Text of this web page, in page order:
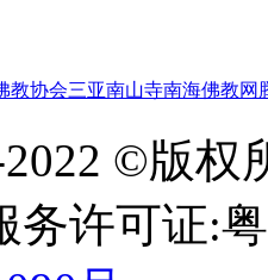
教协会三亚南山寺南海佛教网
2022 ©版权
务许可证: